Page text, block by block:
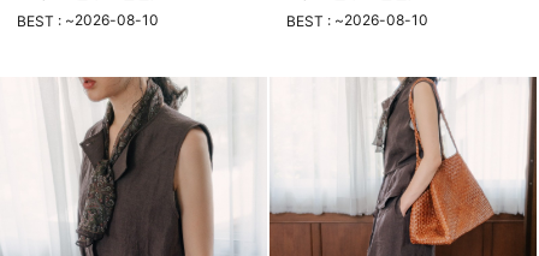
BEST : ~2026-08-10
BEST : ~2026-08-10